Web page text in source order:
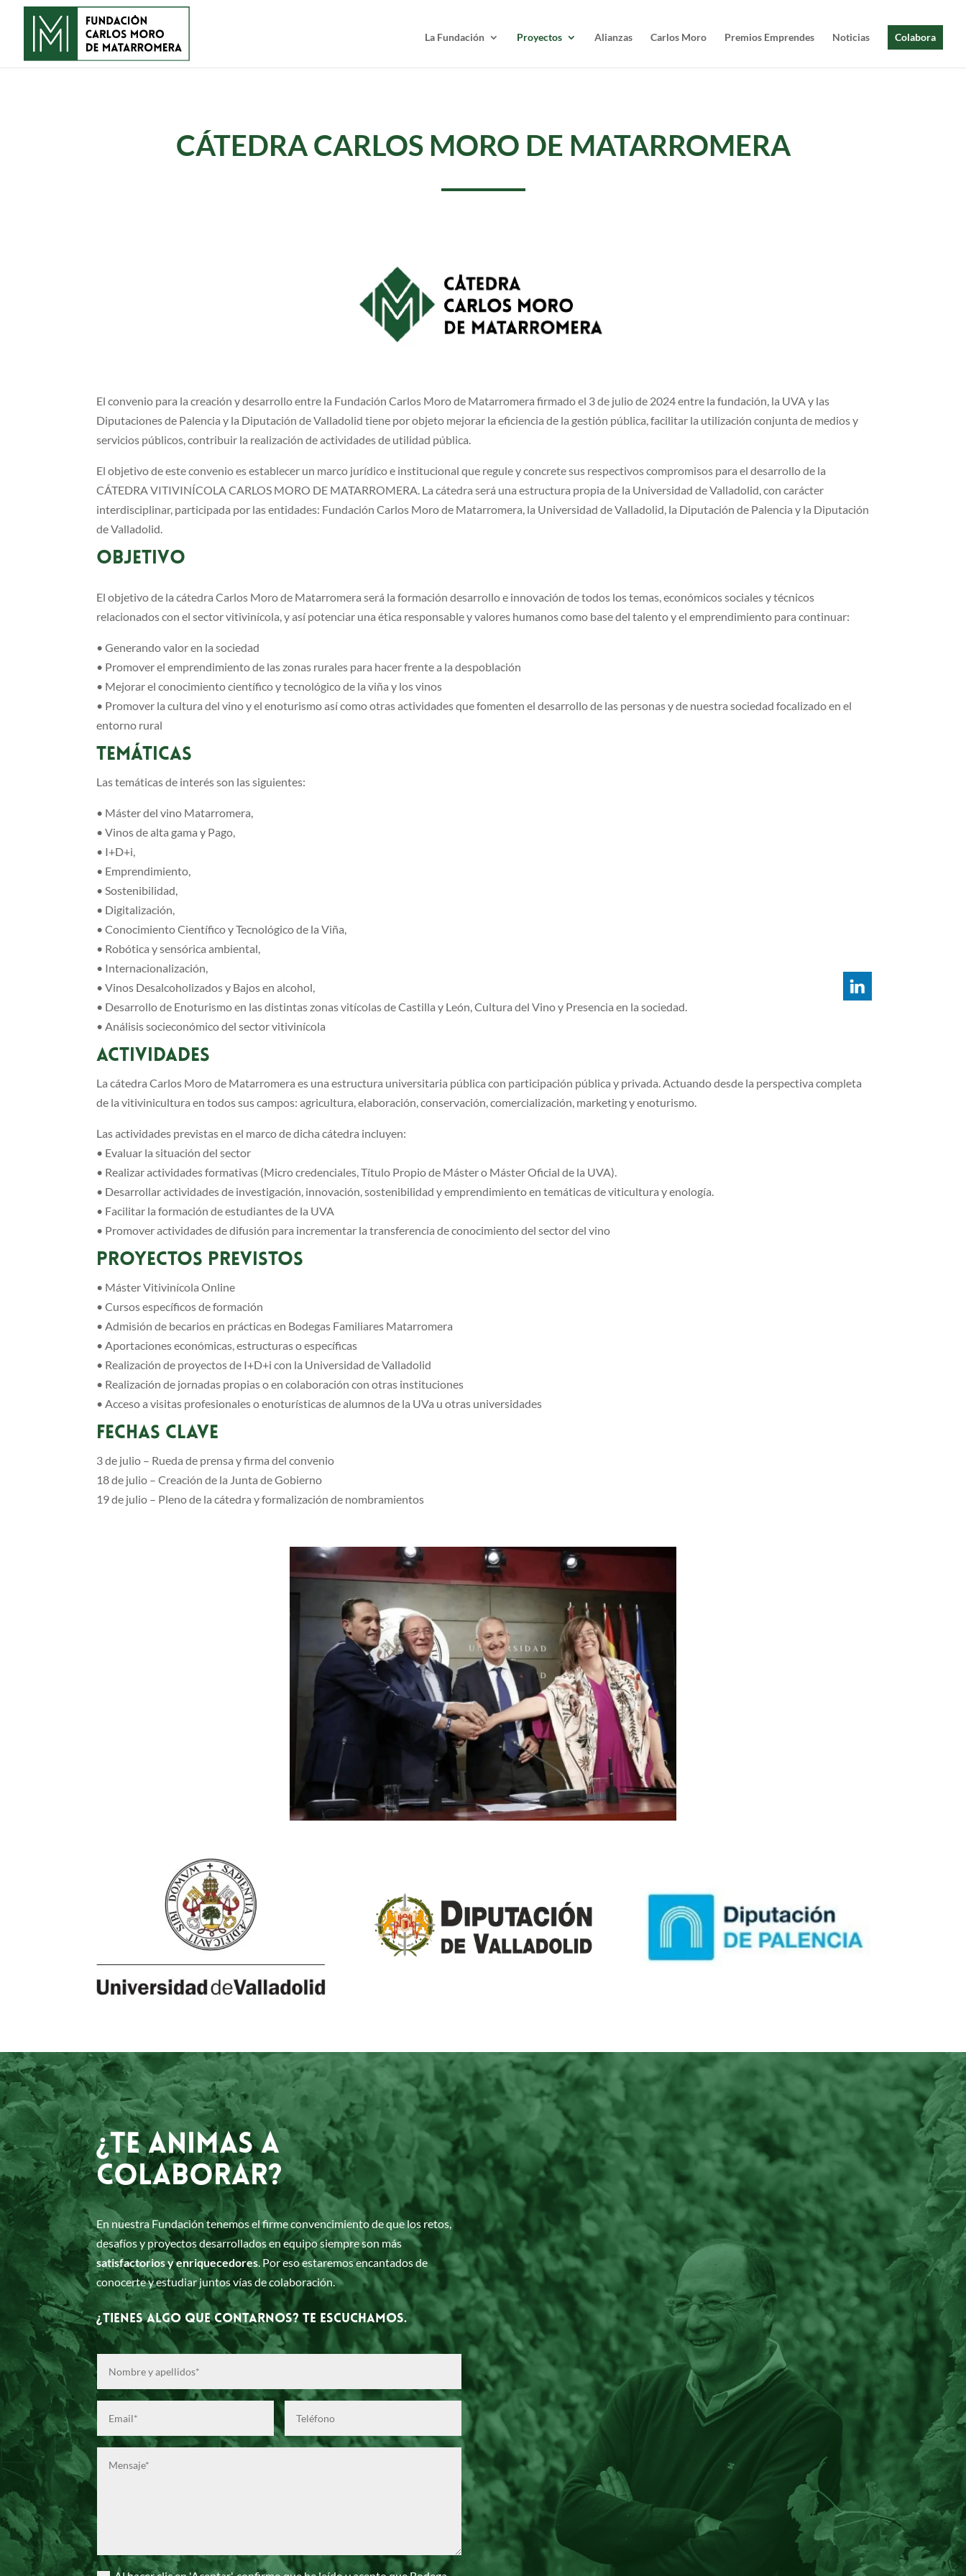
La Fundación Proyectos Alianzas Carlos Moro Premios Emprendes Noticias Colabora
CÁTEDRA CARLOS MORO DE MATARROMERA
El convenio para la creación y desarrollo entre la Fundación Carlos Moro de Matarromera firmado el 3 de julio de 2024 entre la fundación, la UVA y las
Diputaciones de Palencia y la Diputación de Valladolid tiene por objeto mejorar la eficiencia de la gestión pública, facilitar la utilización conjunta de medios y
servicios públicos, contribuir la realización de actividades de utilidad pública.
El objetivo de este convenio es establecer un marco jurídico e institucional que regule y concrete sus respectivos compromisos para el desarrollo de la
CÁTEDRA VITIVINÍCOLA CARLOS MORO DE MATARROMERA. La cátedra será una estructura propia de la Universidad de Valladolid, con carácter
interdisciplinar, participada por las entidades: Fundación Carlos Moro de Matarromera, la Universidad de Valladolid, la Diputación de Palencia y la Diputación
de Valladolid.
OBJETIVO
El objetivo de la cátedra Carlos Moro de Matarromera será la formación desarrollo e innovación de todos los temas, económicos sociales y técnicos
relacionados con el sector vitivinícola, y así potenciar una ética responsable y valores humanos como base del talento y el emprendimiento para continuar:
• Generando valor en la sociedad
• Promover el emprendimiento de las zonas rurales para hacer frente a la despoblación
• Mejorar el conocimiento científico y tecnológico de la viña y los vinos
• Promover la cultura del vino y el enoturismo así como otras actividades que fomenten el desarrollo de las personas y de nuestra sociedad focalizado en el
entorno rural
TEMÁTICAS
Las temáticas de interés son las siguientes:
• Máster del vino Matarromera,
• Vinos de alta gama y Pago,
• I+D+i,
• Emprendimiento,
• Sostenibilidad,
• Digitalización,
• Conocimiento Científico y Tecnológico de la Viña,
• Robótica y sensórica ambiental,
• Internacionalización,
• Vinos Desalcoholizados y Bajos en alcohol,
• Desarrollo de Enoturismo en las distintas zonas vitícolas de Castilla y León, Cultura del Vino y Presencia en la sociedad.
• Análisis socieconómico del sector vitivinícola
ACTIVIDADES
La cátedra Carlos Moro de Matarromera es una estructura universitaria pública con participación pública y privada. Actuando desde la perspectiva completa
de la vitivinicultura en todos sus campos: agricultura, elaboración, conservación, comercialización, marketing y enoturismo.
Las actividades previstas en el marco de dicha cátedra incluyen:
• Evaluar la situación del sector
• Realizar actividades formativas (Micro credenciales, Título Propio de Máster o Máster Oficial de la UVA).
• Desarrollar actividades de investigación, innovación, sostenibilidad y emprendimiento en temáticas de viticultura y enología.
• Facilitar la formación de estudiantes de la UVA
• Promover actividades de difusión para incrementar la transferencia de conocimiento del sector del vino
PROYECTOS PREVISTOS
• Máster Vitivinícola Online
• Cursos específicos de formación
• Admisión de becarios en prácticas en Bodegas Familiares Matarromera
• Aportaciones económicas, estructuras o específicas
• Realización de proyectos de I+D+i con la Universidad de Valladolid
• Realización de jornadas propias o en colaboración con otras instituciones
• Acceso a visitas profesionales o enoturísticas de alumnos de la UVa u otras universidades
FECHAS CLAVE
3 de julio – Rueda de prensa y firma del convenio
18 de julio – Creación de la Junta de Gobierno
19 de julio – Pleno de la cátedra y formalización de nombramientos
¿TE ANIMAS A
COLABORAR?
En nuestra Fundación tenemos el firme convencimiento de que los retos,
desafíos y proyectos desarrollados en equipo siempre son más
satisfactorios y enriquecedores. Por eso estaremos encantados de
conocerte y estudiar juntos vías de colaboración.
¿Tienes algo que contarnos? Te escuchamos.